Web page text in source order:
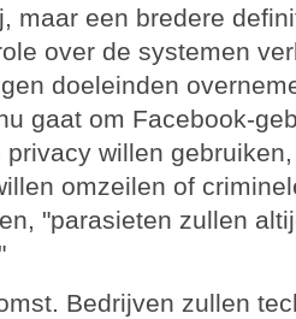
maar een bredere
over de systemen
doeleinden
gaat om Facebook-
willen
omzeilen of
"parasieten zullen
Bedrijven zullen